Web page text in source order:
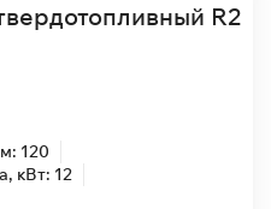
R2
120
кВт: 12